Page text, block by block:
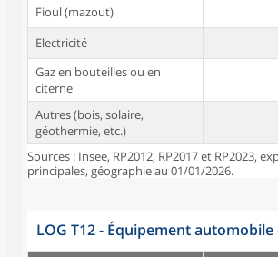
Fioul (mazout)
Electricité
Gaz en bouteilles ou en
citerne
Autres (bois, solaire,
géothermie, etc.)
Sources : Insee, RP2012, RP2017 et RP2023,
principales, géographie au 01/01/2026.
LOG T12 - Équipement automobile